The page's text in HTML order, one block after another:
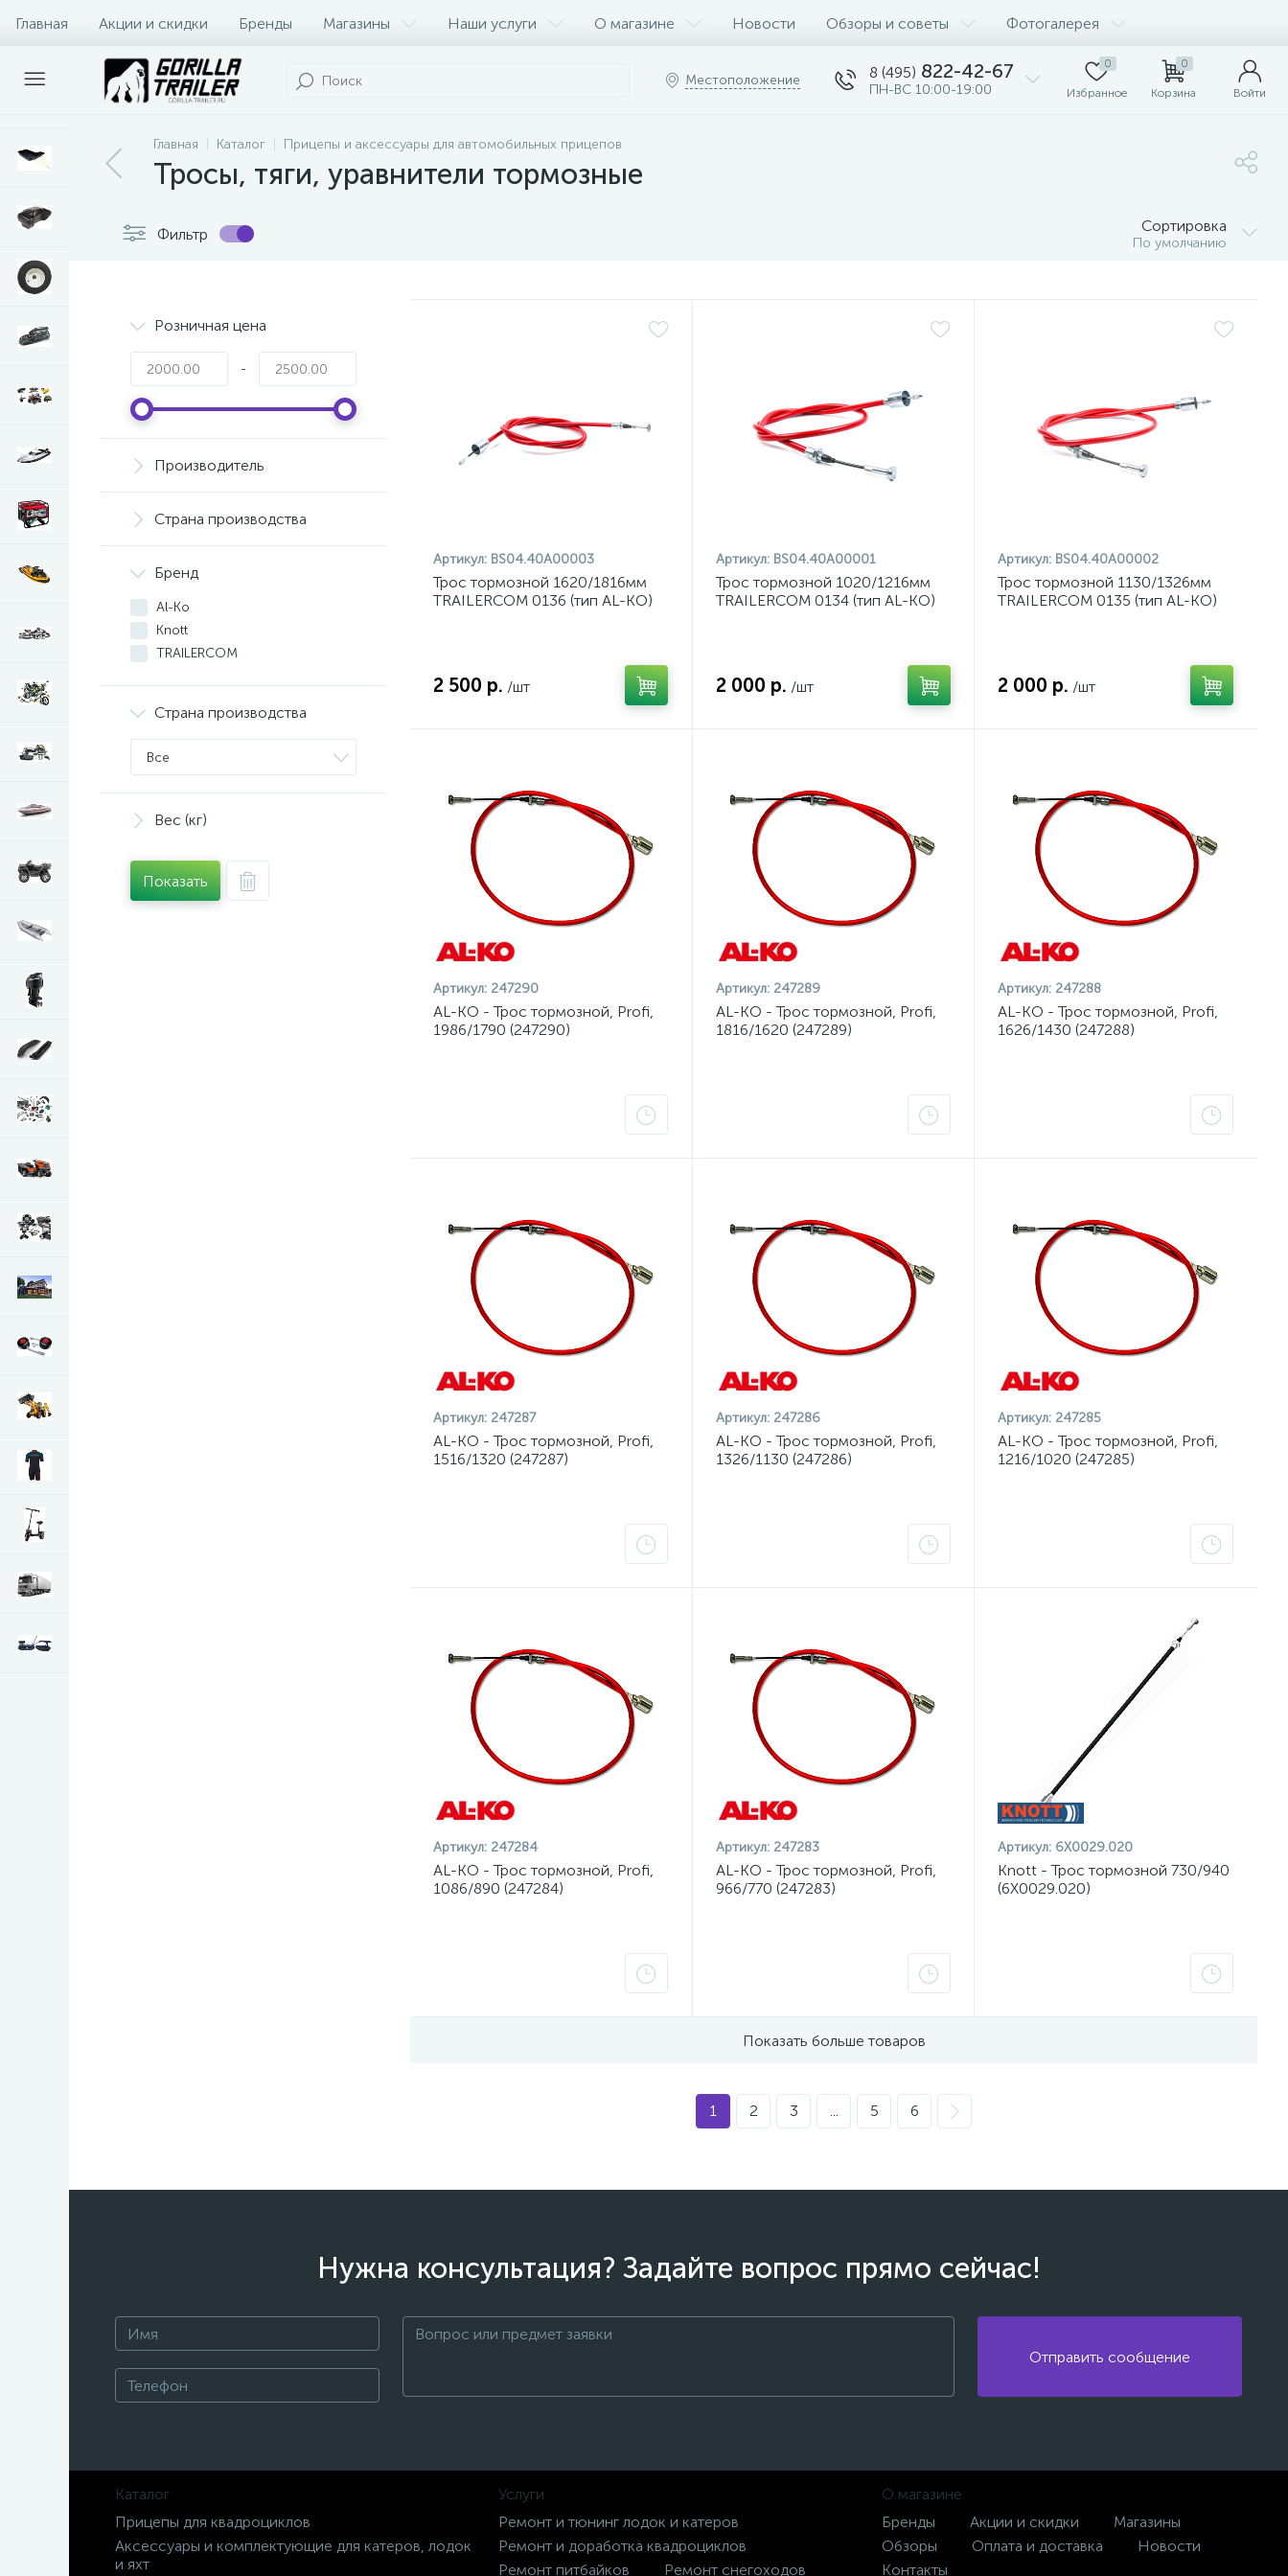
Главная Акции и скидки Бренды Магазины Наши услуги О магазине Новости Обзоры и советы Фотогалерея
Оплата и доставка Контакты
Местоположение 8 (495) 822-42-67
ПН-ВС 10:00-19:00
0
Избранное
0
Корзина Войти
Главная Каталог Прицепы и аксессуары для автомобильных прицепов
Тросы, тяги, уравнители тормозные
Фильтр Сортировка
По умолчанию
Розничная цена
-
Производитель
Страна производства
Бренд
Al-Ko
Knott
TRAILERCOM
Страна производства
Все
Вес (кг)
Показать
Артикул: BS04.40A00003
Трос тормозной 1620/1816мм
TRAILERCOM 0136 (тип AL-KO)
2 500 р. /шт
Артикул: BS04.40A00001
Трос тормозной 1020/1216мм
TRAILERCOM 0134 (тип AL-KO)
2 000 р. /шт
Артикул: BS04.40A00002
Трос тормозной 1130/1326мм
TRAILERCOM 0135 (тип AL-KO)
2 000 р. /шт
Артикул: 247290
AL-KO - Трос тормозной, Profi,
1986/1790 (247290)
Артикул: 247289
AL-KO - Трос тормозной, Profi,
1816/1620 (247289)
Артикул: 247288
AL-KO - Трос тормозной, Profi,
1626/1430 (247288)
Артикул: 247287
AL-KO - Трос тормозной, Profi,
1516/1320 (247287)
Артикул: 247286
AL-KO - Трос тормозной, Profi,
1326/1130 (247286)
Артикул: 247285
AL-KO - Трос тормозной, Profi,
1216/1020 (247285)
Артикул: 247284
AL-KO - Трос тормозной, Profi,
1086/890 (247284)
Артикул: 247283
AL-KO - Трос тормозной, Profi,
966/770 (247283)
Артикул: 6X0029.020
Knott - Трос тормозной 730/940
(6X0029.020)
Показать больше товаров
1 2 3 ... 5 6
Нужна консультация? Задайте вопрос прямо сейчас!
Отправить сообщение
Каталог
Прицепы для квадроциклов
Аксессуары и комплектующие для катеров, лодок
и яхт
Услуги
Ремонт и тюнинг лодок и катеров
Ремонт и доработка квадроциклов
Ремонт питбайков
Ремонт снегоходов
О магазине
Бренды
Акции и скидки
Магазины
Обзоры
Оплата и доставка
Новости
Контакты